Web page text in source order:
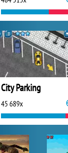
City Parking
45 689x